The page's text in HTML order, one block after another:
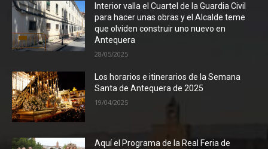
Interior valla el Cuartel de la Guardia Civil
para hacer unas obras y el Alcalde teme
que olviden construir uno nuevo en
Antequera
28/05/2025
Los horarios e itinerarios de la Semana
Santa de Antequera de 2025
19/04/2025
Aquí el Programa de la Real Feria de